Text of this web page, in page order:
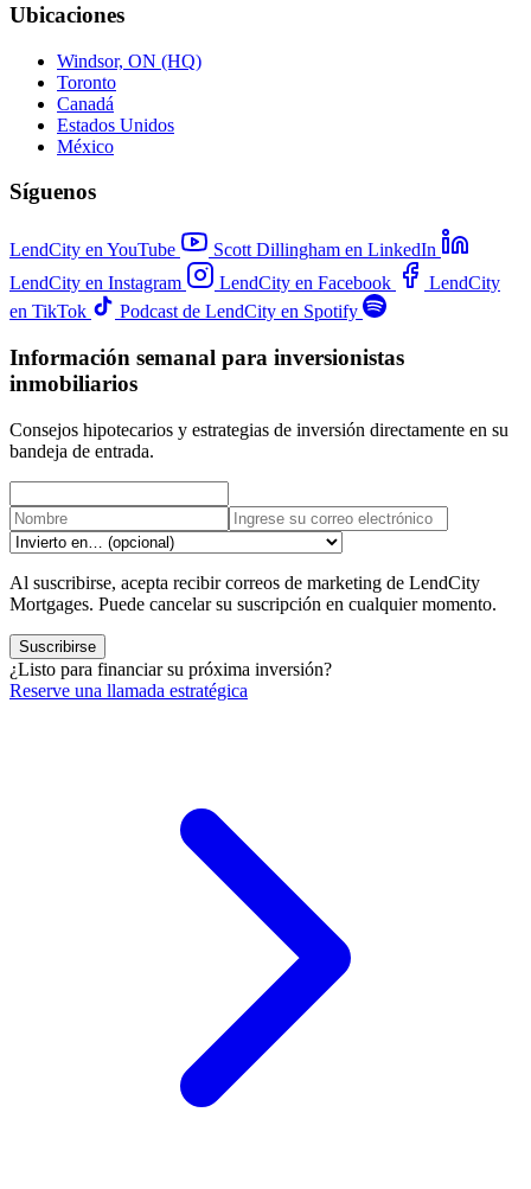
Ubicaciones
Windsor, ON (HQ)
Toronto
Canadá
Estados Unidos
México
Síguenos
LendCity en YouTube
Scott Dillingham en LinkedIn
LendCity en Instagram
LendCity en Facebook
LendCity
en TikTok
Podcast de LendCity en Spotify
Información semanal para inversionistas
inmobiliarios
Consejos hipotecarios y estrategias de inversión directamente en su
bandeja de entrada.
Al suscribirse, acepta recibir correos de marketing de LendCity
Mortgages. Puede cancelar su suscripción en cualquier momento.
Suscribirse
¿Listo para financiar su próxima inversión?
Reserve una llamada estratégica